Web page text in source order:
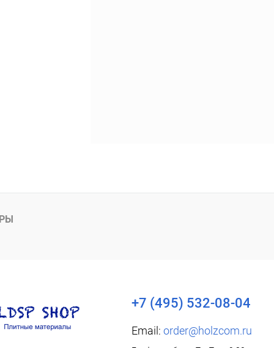
+7 (495) 532-08-04
Email: order@holzcom.ru